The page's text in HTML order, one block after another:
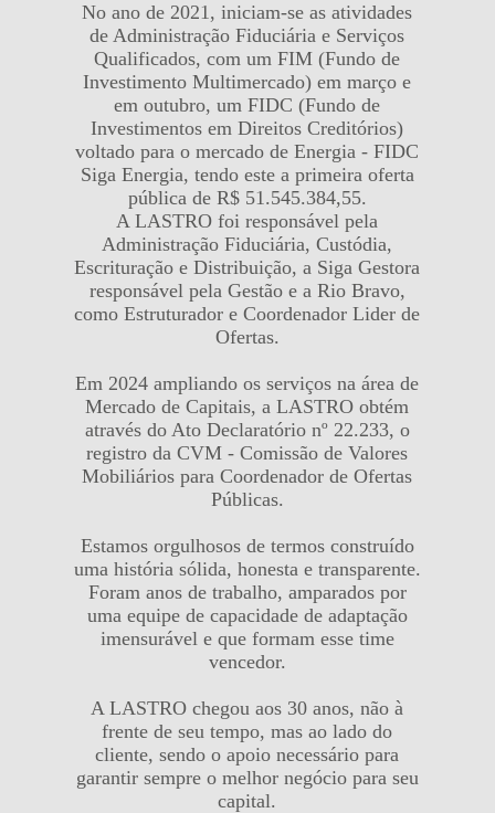
No ano de 2021, iniciam-se as atividades
de Administração Fiduciária e Serviços
Qualificados, com um FIM (Fundo de
Investimento Multimercado) em março e
em outubro, um FIDC (Fundo de
Investimentos em Direitos Creditórios)
voltado para o mercado de Energia - FIDC
Siga Energia, tendo este a primeira oferta
pública de R$ 51.545.384,55.
A LASTRO foi responsável pela
Administração Fiduciária, Custódia,
Escrituração e Distribuição, a Siga Gestora
responsável pela Gestão e a Rio Bravo,
como Estruturador e Coordenador Lider de
Ofertas.
Em 2024 ampliando os serviços na área de
Mercado de Capitais, a LASTRO obtém
através do Ato Declaratório nº 22.233, o
registro da CVM - Comissão de Valores
Mobiliários para Coordenador de Ofertas
Públicas.
Estamos orgulhosos de termos construído
uma história sólida, honesta e transparente.
Foram anos de trabalho, amparados por
uma equipe de capacidade de adaptação
imensurável e que formam esse time
vencedor.
A LASTRO chegou aos 30 anos, não à
frente de seu tempo, mas ao lado do
cliente, sendo o apoio necessário para
garantir sempre o melhor negócio para seu
capital.